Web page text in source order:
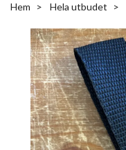
Hem Hela utbudet